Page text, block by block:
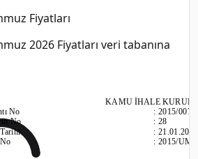
Fiyatları
2026 Fiyatları veri tabanına
KAMU İHALE
No
No
:2015/007
:28
:
:2015/